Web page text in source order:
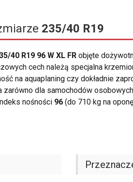
235/40 R19
40 R19 96 W XL FR objęte
cech należą specjalna
na aquaplaning czy dokładnie
zarówno dla samochodów
nośności 96 (do 710 kg na